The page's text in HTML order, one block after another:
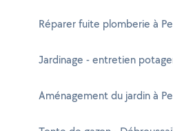
Réparer fuite plomberie à
Jardinage - entretien
Aménagement du jardin à